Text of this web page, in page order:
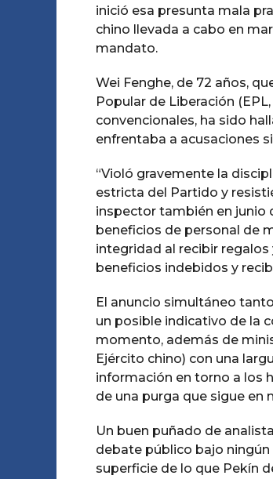
inició esa presunta mala
chino llevada a cabo en
mandato.
Wei Fenghe, de 72 años,
Popular de Liberación
convencionales, ha sido
enfrentaba a acusaciones
“Violó gravemente la
estricta del Partido y
inspector también en junio
beneficios de personal de
integridad al recibir
beneficios indebidos y
El anuncio simultáneo
un posible indicativo de la
momento, además de
Ejército chino) con una
información en torno a los
de una purga que sigue en
Un buen puñado de
debate público bajo
superficie de lo que Pekín